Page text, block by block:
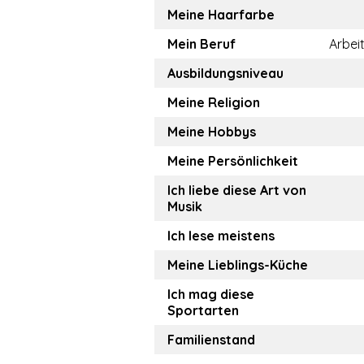
Meine Haarfarbe
Mein Beruf
Ausbildungsniveau
Meine Religion
Meine Hobbys
Meine Persönlichkeit
Ich liebe diese Art von
Musik
Ich lese meistens
Meine Lieblings-Küche
Ich mag diese
Sportarten
Familienstand